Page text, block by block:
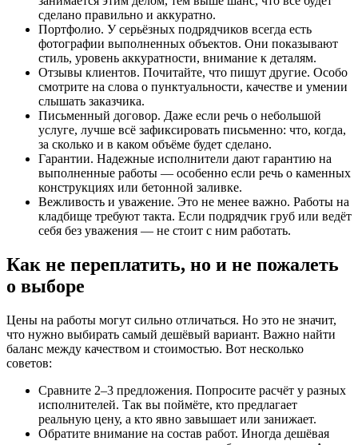
сделано правильно и аккуратно.
Портфолио. У серьёзных подрядчиков всегда есть
фотографии выполненных объектов. Они показывают
стиль, уровень аккуратности, внимание к деталям.
Отзывы клиентов. Почитайте, что пишут другие. Особо
смотрите на слова о пунктуальности, качестве и умении
слышать заказчика.
Письменный договор. Даже если речь о небольшой
услуге, лучше всё зафиксировать письменно: что, когда,
за сколько и в каком объёме будет сделано.
Гарантии. Надежные исполнители дают гарантию на
выполненные работы — особенно если речь о каменных
конструкциях или бетонной заливке.
Вежливость и уважение. Это не менее важно. Работы на
кладбище требуют такта. Если подрядчик груб или ведёт
себя без уважения — не стоит с ним работать.
Как не переплатить, но и не пожалеть
о выборе
Цены на работы могут сильно отличаться. Но это не значит,
что нужно выбирать самый дешёвый вариант. Важно найти
баланс между качеством и стоимостью. Вот несколько
советов:
Сравните 2–3 предложения. Попросите расчёт у разных
исполнителей. Так вы поймёте, кто предлагает
реальную цену, а кто явно завышает или занижает.
Обратите внимание на состав работ. Иногда дешёвая